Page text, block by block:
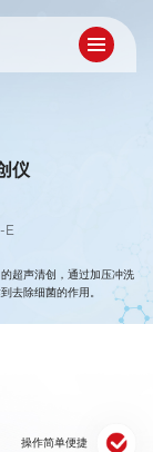
仪
E
超声清创，通过加压冲洗
去除细菌的作用。
操作简单便捷